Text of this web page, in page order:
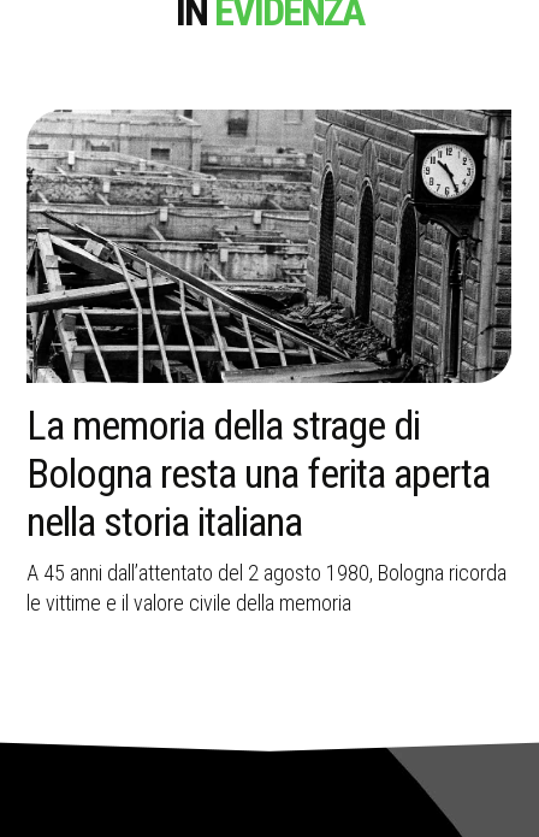
IN EVIDENZA
Tina Anselmi, la donna che aprì
una strada nella Repubblica
italiana
Dalla Resistenza alla Commissione P2, la storia di Tina
Anselmi racconta coraggio, riforme e senso dello Stato